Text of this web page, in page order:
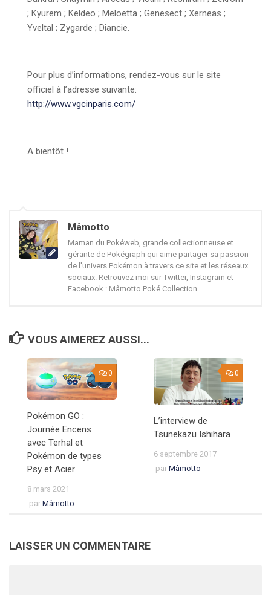
; Kyurem ; Keldeo ; Meloetta ; Genesect ; Xerneas ;
Yveltal ; Zygarde ; Diancie.
Pour plus d’informations, rendez-vous sur le site
officiel à l’adresse suivante:
http://www.vgcinparis.com/
A bientôt !
Mâmotto
Maman du Pokéweb, grande collectionneuse et
gérante de Pokégraph qui aime partager sa passion
de l'univers Pokémon à travers ce site et les réseaux
sociaux. Retrouvez moi sur Twitter, Instagram et
Facebook : Mâmotto Poké Collection
VOUS AIMEREZ AUSSI...
0
Pokémon GO :
Journée Encens
avec Terhal et
Pokémon de types
Psy et Acier
8 mars 2021
par Mâmotto
0
L’interview de
Tsunekazu Ishihara
6 septembre 2017
par Mâmotto
LAISSER UN COMMENTAIRE